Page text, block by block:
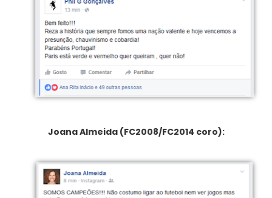
Joana Almeida (FC2008/FC2014 coro):